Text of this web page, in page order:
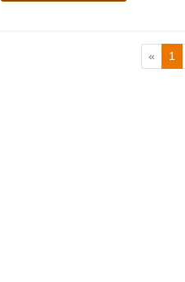
« 1